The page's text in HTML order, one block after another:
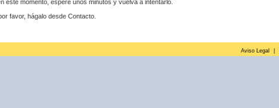
este momento, espere unos minutos y vuelva a intentarlo.
favor, hágalo desde Contacto.
Aviso Legal